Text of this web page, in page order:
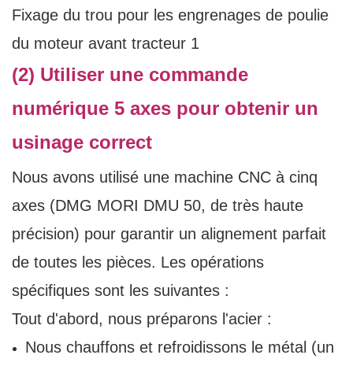
(2) Utiliser une commande
numérique 5 axes pour obtenir un
usinage correct
Nous avons utilisé une machine CNC à cinq
axes (DMG MORI DMU 50, de très haute
précision) pour garantir un alignement parfait
de toutes les pièces. Les opérations
spécifiques sont les suivantes :
Tout d'abord, nous préparons l'acier :
Nous chauffons et refroidissons le métal (un